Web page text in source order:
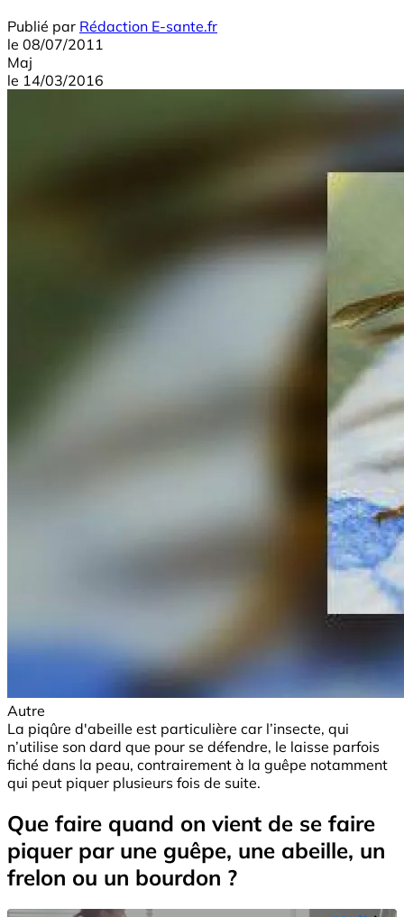
Publié par Rédaction E-sante.fr
le 08/07/2011
Maj
le 14/03/2016
Autre
La piqûre d'abeille est particulière car l’insecte, qui
n’utilise son dard que pour se défendre, le laisse parfois
fiché dans la peau, contrairement à la guêpe notamment
qui peut piquer plusieurs fois de suite.
Que faire quand on vient de se faire
piquer par une guêpe, une abeille, un
frelon ou un bourdon ?